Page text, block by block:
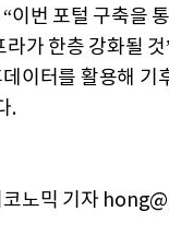
이번 포털 구축을
가 한층 강화될
이터를 활용해 기
.
코노믹 기자